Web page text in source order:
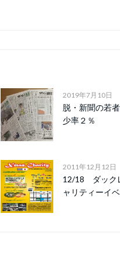
2019年7月10日
脱・新聞の若
少率２％
2011年12月12日
12/18 ダック
ャリティーイ